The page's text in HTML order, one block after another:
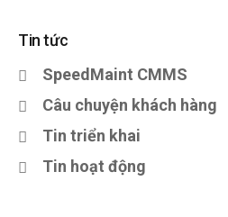
Tin tức
SpeedMaint CMMS
Câu chuyện khách hàng
Tin triển khai
Tin hoạt động